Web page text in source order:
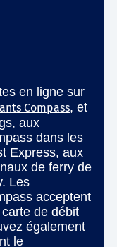
en ligne sur
Compass, et
aux
dans les
Express, aux
de ferry de
Les
acceptent
de débit
également
le